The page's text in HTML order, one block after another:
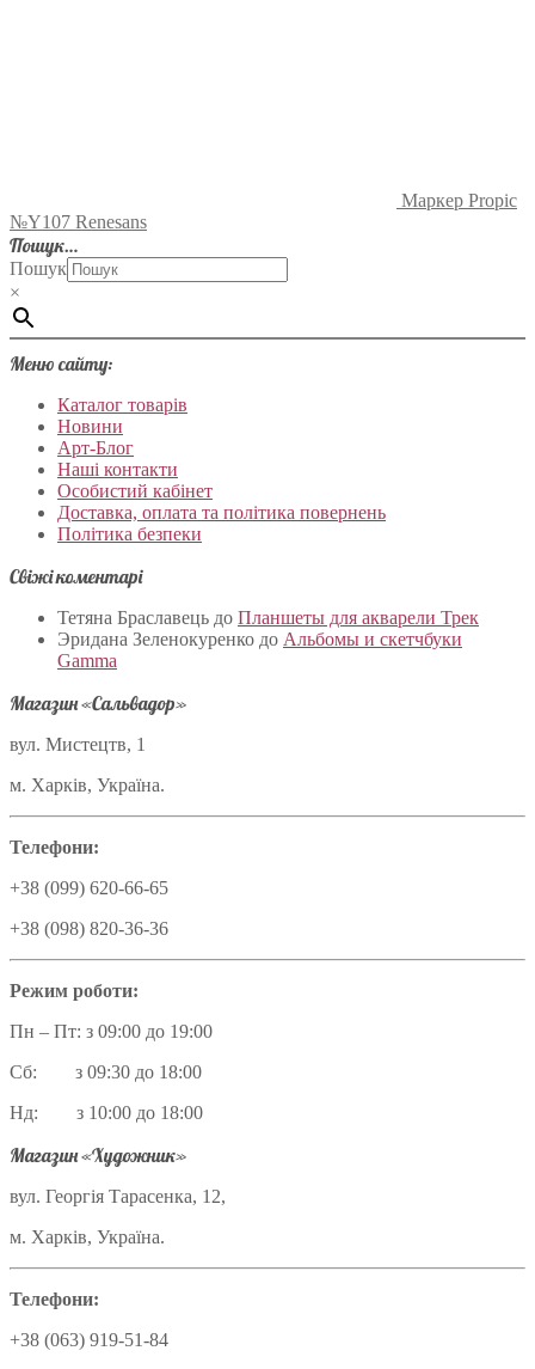
Маркер Propic
№Y107 Renesans
Пошук…
Пошук
×
Меню сайту:
Каталог товарів
Новини
Арт-Блог
Наші контакти
Особистий кабінет
Доставка, оплата та політика повернень
Політика безпеки
Свіжі коментарі
Тетяна Браславець до Планшеты для акварели Трек
Эридана Зеленокуренко до Альбомы и скетчбуки
Gamma
Магазин «Сальвадор»
вул. Мистецтв, 1
м. Харків, Україна.
Телефони:
+38 (099) 620-66-65
+38 (098) 820-36-36
Режим роботи:
Пн – Пт: з 09:00 до 19:00
Сб: з 09:30 до 18:00
Нд: з 10:00 до 18:00
Магазин «Художник»
вул. Георгія Тарасенка, 12,
м. Харків, Україна.
Телефони:
+38 (063) 919-51-84